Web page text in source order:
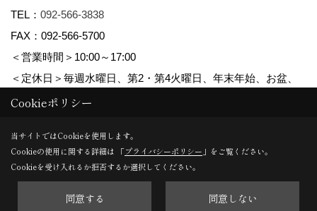
TEL： 092-566-3838
FAX：092-566-5700
＜営業時間＞10:00～17:00
＜定休日＞毎週水曜日、第2・第4火曜日、年末年始、お盆、
ゴールデンウィーク、夏季休暇
Copyright (c) TAKANO CONSTRUCTION CO.,LTD. All Rights Reserved.
Cookieポリシー
当サイトではCookieを使用します。
Cookieの使用に関する詳細は 「プライバシーポリシー 」をご覧ください。
Cookieを受け入れるか拒否するか選択してください。
同意する 同意しない